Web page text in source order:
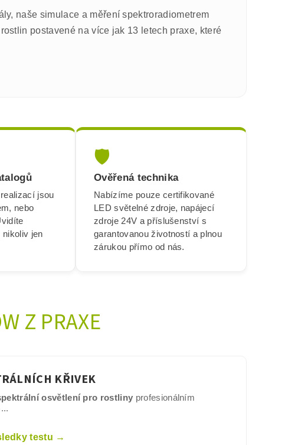
naše simulace a měření spektroradiometrem
postavené na více jak 13 letech praxe, které
jsou
nebo
jen
🛡️
Ověřená technika
Nabízíme pouze certifikované
LED světelné zdroje, napájecí
zdroje 24V a příslušenství s
garantovanou životností a plnou
zárukou přímo od nás.
Z PRAXE
KŘIVEK
osvětlení pro rostliny profesionálním
testu →